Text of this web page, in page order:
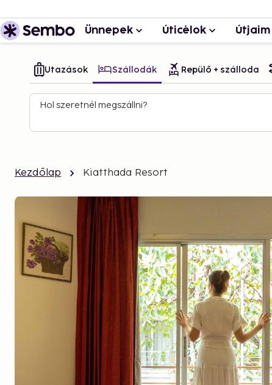
Ünnepek Úticélok Útjaim
Utazások Szállodák Repülő + szálloda
Hol szeretnél megszállni?
Kezdőlap Kiatthada Resort